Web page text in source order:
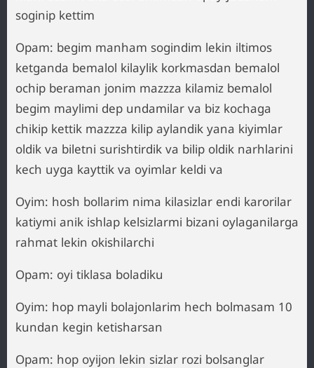
soginip kettim
Opam: begim manham sogindim lekin iltimos
ketganda bemalol kilaylik korkmasdan bemalol
ochip beraman jonim mazzza kilamiz bemalol
begim maylimi dep undamilar va biz kochaga
chikip kettik mazzza kilip aylandik yana kiyimlar
oldik va biletni surishtirdik va bilip oldik narhlarini
kech uyga kayttik va oyimlar keldi va
Oyim: hosh bollarim nima kilasizlar endi karorilar
katiymi anik ishlap kelsizlarmi bizani oylaganilarga
rahmat lekin okishilarchi
Opam: oyi tiklasa boladiku
Oyim: hop mayli bolajonlarim hech bolmasam 10
kundan kegin ketisharsan
Opam: hop oyijon lekin sizlar rozi bolsanglar